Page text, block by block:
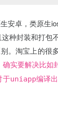
安卓，类原生
种封装和打包
。淘宝上的很
实要解决比如
于uniapp编译